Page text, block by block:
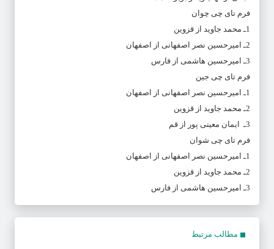
فرم تای چی چوان
1ـ محمد جاوید از قزوین
2ـ امیرحسین نصر اصفهانی از اصفهان
3ـ امیرحسین هاشمی از فارس
فرم تای چی جین
1ـ امیرحسین نصر اصفهانی از اصفهان
2ـ محمد جاوید از قزوین
3ـ ایمان معینی پور از قم
فرم تای چی شوان
1ـ امیرحسین نصر اصفهانی از اصفهان
2ـ محمد جاوید از قزوین
3ـ امیرحسین هاشمی از فارس
مطالب مرتبط